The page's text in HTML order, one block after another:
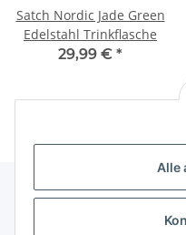
Alle
Satch Nordic Jade Green
Edelstahl Trinkflasche
29,99 € *